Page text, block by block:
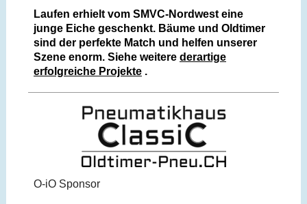
Laufen erhielt vom SMVC-Nordwest eine
junge Eiche geschenkt. Bäume und Oldtimer
sind der perfekte Match und helfen unserer
Szene enorm. Siehe weitere derartige
erfolgreiche Projekte .
O-iO Sponsor